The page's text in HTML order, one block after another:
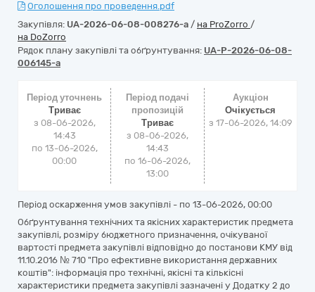
Оголошення про проведення.pdf
Закупівля: UA-2026-06-08-008276-a / на ProZorro /
на DoZorro
Рядок плану закупівлі та обґрунтування: UA-P-2026-06-08-
006145-a
Період уточнень
Триває
з 08-06-2026,
14:43
по 13-06-2026,
00:00
Період подачі
пропозицій
Триває
з 08-06-2026,
14:43
по 16-06-2026,
13:00
Аукціон
Очікується
з 17-06-2026, 14:09
Період оскарження умов закупівлі - по 13-06-2026, 00:00
Обґрунтування технічних та якісних характеристик предмета
закупівлі, розміру бюджетного призначення, очікуваної
вартості предмета закупівлі відповідно до постанови КМУ від
11.10.2016 № 710 "Про ефективне використання державних
коштів": інформація про технічні, якісні та кількісні
характеристики предмета закупівлі зазначені у Додатку 2 до